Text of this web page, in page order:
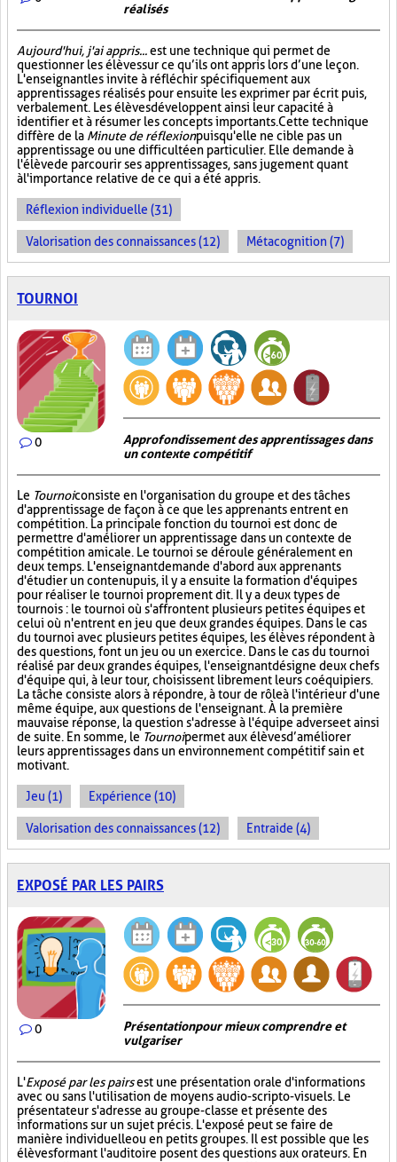
réalisés
Aujourd'hui, j'ai appris...est une technique qui permet de
questionner les élèves sur ce qu’ils ont appris lors d’une leçon.
L'enseignant les invite à réfléchir spécifiquement aux
apprentissages réalisés pour ensuite les exprimer par écrit puis,
verbalement. Les élèves développent ainsi leur capacité à
identifier et à résumer les concepts importants. Cette technique
diffère de la Minute de réflexionpuisqu'elle ne cible pas un
apprentissage ou une difficulté en particulier. Elle demande à
l'élève de parcourir ses apprentissages, sans jugement quant
à l'importance relative de ce qui a été appris.
Réflexion individuelle (31)
Valorisation des connaissances (12) Métacognition (7)
TOURNOI
0
Approfondissement des apprentissages dans
un contexte compétitif
Le Tournoiconsiste en l'organisation du groupe et des tâches
d'apprentissage de façon à ce que les apprenants entrent en
compétition. La principale fonction du tournoi est donc de
permettre d'améliorer un apprentissage dans un contexte de
compétition amicale. Le tournoi se déroule généralement en
deux temps. L'enseignant demande d'abord aux apprenants
d'étudier un contenu puis, il y a ensuite la formation d'équipes
pour réaliser le tournoi proprement dit. Il y a deux types de
tournois : le tournoi où s'affrontent plusieurs petites équipes et
celui où n'entrent en jeu que deux grandes équipes. Dans le cas
du tournoi avec plusieurs petites équipes, les élèves répondent à
des questions, font un jeu ou un exercice. Dans le cas du tournoi
réalisé par deux grandes équipes, l'enseignant désigne deux chefs
d'équipe qui, à leur tour, choisissent librement leurs coéquipiers.
La tâche consiste alors à répondre, à tour de rôle à l'intérieur d'une
même équipe, aux questions de l'enseignant. À la première
mauvaise réponse, la question s'adresse à l'équipe adverse et ainsi
de suite. En somme, le Tournoipermet aux élèves d’améliorer
leurs apprentissages dans un environnement compétitif sain et
motivant.
Jeu (1) Expérience (10)
Valorisation des connaissances (12) Entraide (4)
EXPOSÉ PAR LES PAIRS
0
Présentation pour mieux comprendre et
vulgariser
L'Exposé par les pairsest une présentation orale d'informations
avec ou sans l'utilisation de moyens audio-scripto-visuels. Le
présentateur s'adresse au groupe-classe et présente des
informations sur un sujet précis. L'exposé peut se faire de
manière individuelle ou en petits groupes. Il est possible que les
élèves formant l'auditoire posent des questions aux orateurs. En